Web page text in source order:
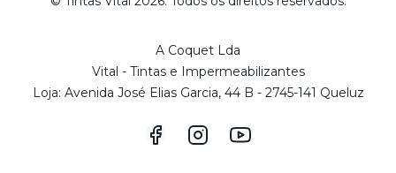
A Coquet Lda
Vital - Tintas e Impermeabilizantes
Loja: Avenida José Elias Garcia, 44 B - 2745-141 Queluz